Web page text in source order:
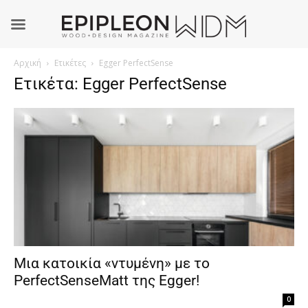
Αρχική Ετικέτες Egger PerfectSense
Ετικέτα: Egger PerfectSense
Μια κατοικία «ντυμένη» με το
PerfectSenseMatt της Egger!
0